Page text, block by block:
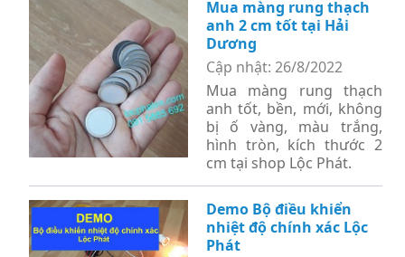
Mua màng rung thạch
anh 2 cm tốt tại Hải
Dương
Cập nhật: 26/8/2022
Mua màng rung thạch
anh tốt, bền, mới, không
bị ố vàng, màu trắng,
hình tròn, kích thước 2
cm tại shop Lộc Phát.
Demo Bộ điều khiển
nhiệt độ chính xác Lộc
Phát